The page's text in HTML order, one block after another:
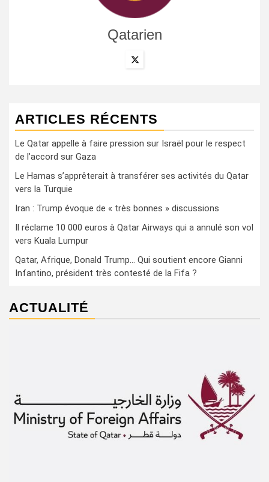
Qatarien
ARTICLES RÉCENTS
Le Qatar appelle à faire pression sur Israël pour le respect
de l’accord sur Gaza
Le Hamas s’apprêterait à transférer ses activités du Qatar
vers la Turquie
Iran : Trump évoque de « très bonnes » discussions
Il réclame 10 000 euros à Qatar Airways qui a annulé son vol
vers Kuala Lumpur
Qatar, Afrique, Donald Trump… Qui soutient encore Gianni
Infantino, président très contesté de la Fifa ?
ACTUALITÉ